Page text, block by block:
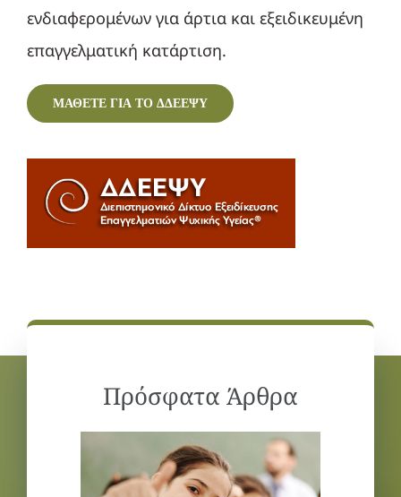
ενδιαφερομένων για άρτια και εξειδικευμένη
επαγγελματική κατάρτιση.
ΜΑΘΕΤΕ ΓΙΑ ΤΟ ΔΔΕΕΨΥ
Πρόσφατα Άρθρα